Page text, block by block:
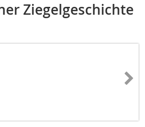
Ziegelgeschichte